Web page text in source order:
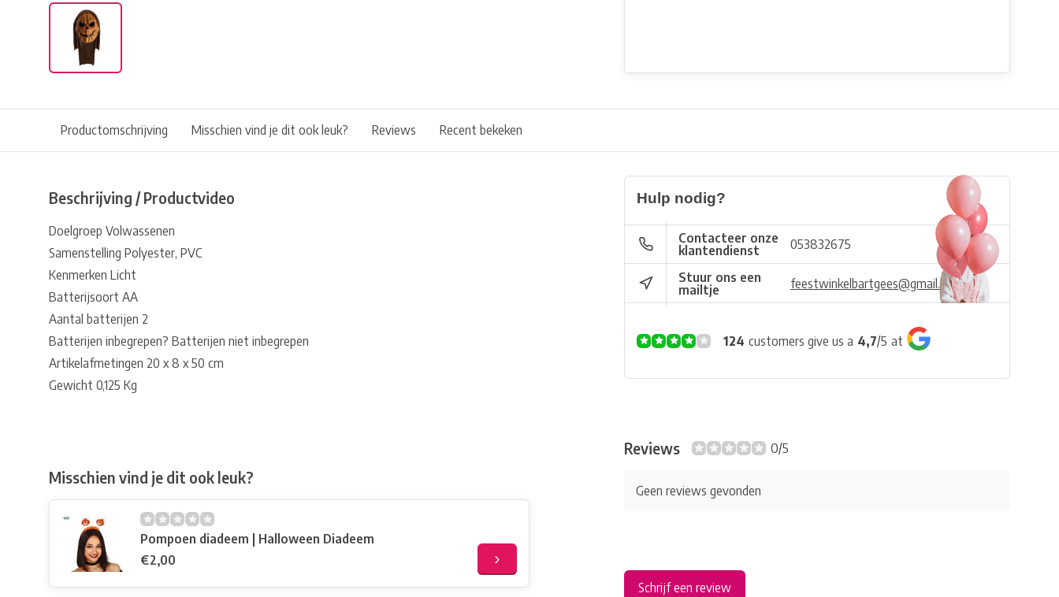
Productomschrijving Misschien vind je dit ook leuk? Reviews Recent bekeken
Beschrijving / Productvideo
Doelgroep Volwassenen
Samenstelling Polyester, PVC
Kenmerken Licht
Batterijsoort AA
Aantal batterijen 2
Batterijen inbegrepen? Batterijen niet inbegrepen
Artikelafmetingen 20 x 8 x 50 cm
Gewicht 0,125 Kg
Misschien vind je dit ook leuk?
Pompoen diadeem | Halloween Diadeem
€2,00
Hulp nodig?
Contacteer onze
klantendienst
053832675
Stuur ons een
mailtje
feestwinkelbartgees@gmail.com
124 customers give us a 4,7/5 at
Reviews 0/5
Geen reviews gevonden
Schrijf een review